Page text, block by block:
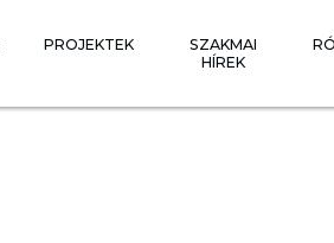
PROJEKTEK
SZAKMAI
HÍREK